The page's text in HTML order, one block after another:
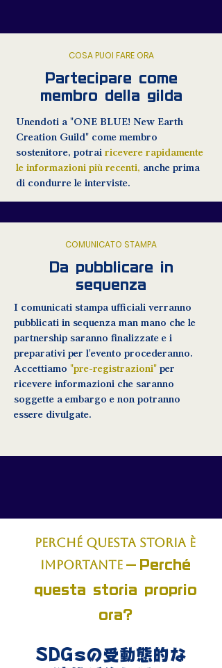
COSA PUOI FARE ORA
Partecipare come
membro della gilda
Unendoti a "ONE BLUE! New Earth
Creation Guild" come membro
sostenitore, potrai ricevere rapidamente
le informazioni più recenti, anche prima
di condurre le interviste.
COMUNICATO STAMPA
Da pubblicare in
sequenza
I comunicati stampa ufficiali verranno
pubblicati in sequenza man mano che le
partnership saranno finalizzate e i
preparativi per l'evento procederanno.
Accettiamo "pre-registrazioni" per
ricevere informazioni che saranno
soggette a embargo e non potranno
essere divulgate.
PERCHÉ QUESTA STORIA È
IMPORTANTE— Perché
questa storia proprio
ora?
SDGsの受動態的な